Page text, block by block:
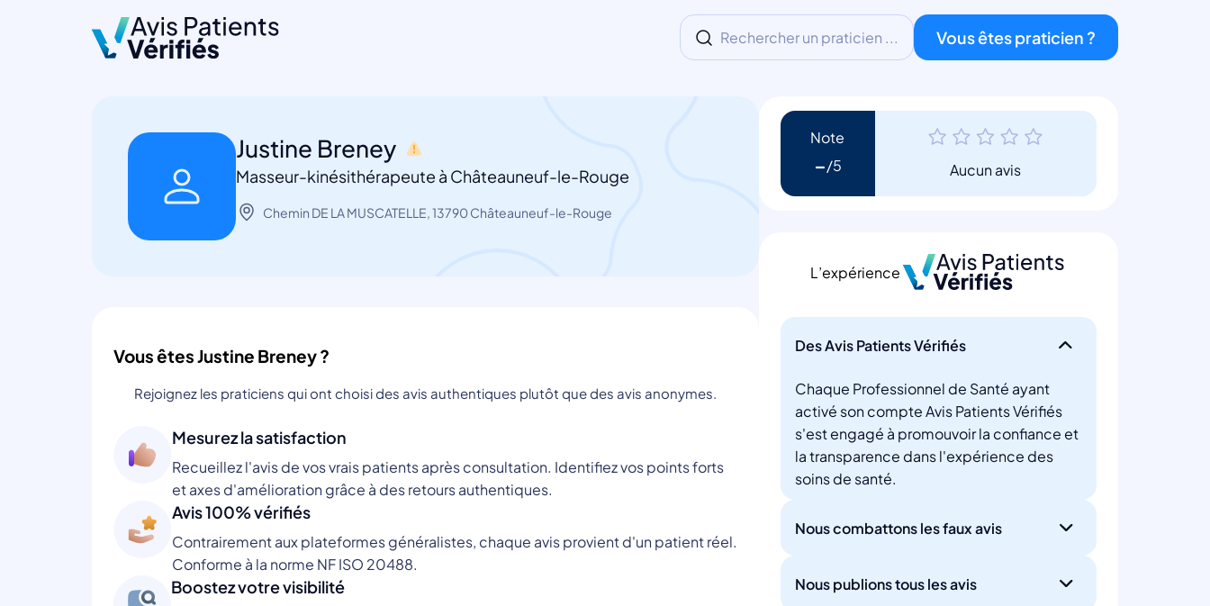
Rechercher un praticien ... Vous êtes praticien ?
Justine Breney
Masseur-kinésithérapeute à Châteauneuf-le-Rouge
Chemin DE LA MUSCATELLE, 13790 Châteauneuf-le-Rouge
Vous êtes Justine Breney ?
Rejoignez les praticiens qui ont choisi des avis authentiques plutôt que des avis anonymes.
Mesurez la satisfaction
Recueillez l'avis de vos vrais patients après consultation. Identifiez vos points forts
et axes d'amélioration grâce à des retours authentiques.
Avis 100% vérifiés
Contrairement aux plateformes généralistes, chaque avis provient d'un patient réel.
Conforme à la norme NF ISO 20488.
Boostez votre visibilité
Note
- Aucun avis
L’expérience
Des Avis Patients Vérifiés
Chaque Professionnel de Santé ayant
activé son compte Avis Patients Vérifiés
s'est engagé à promouvoir la confiance et
la transparence dans l'expérience des
soins de santé.
Nous combattons les faux avis
Nous publions tous les avis